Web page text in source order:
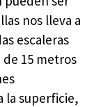
nos lleva a
escaleras
15 metros
la superficie,